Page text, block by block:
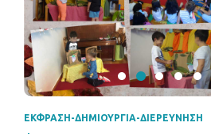
ΈΚΦΡΑΣΗ-ΔΗΜΙΟΥΡΓΊΑ-ΔΙΕΡΕΎΝΗΣΗ